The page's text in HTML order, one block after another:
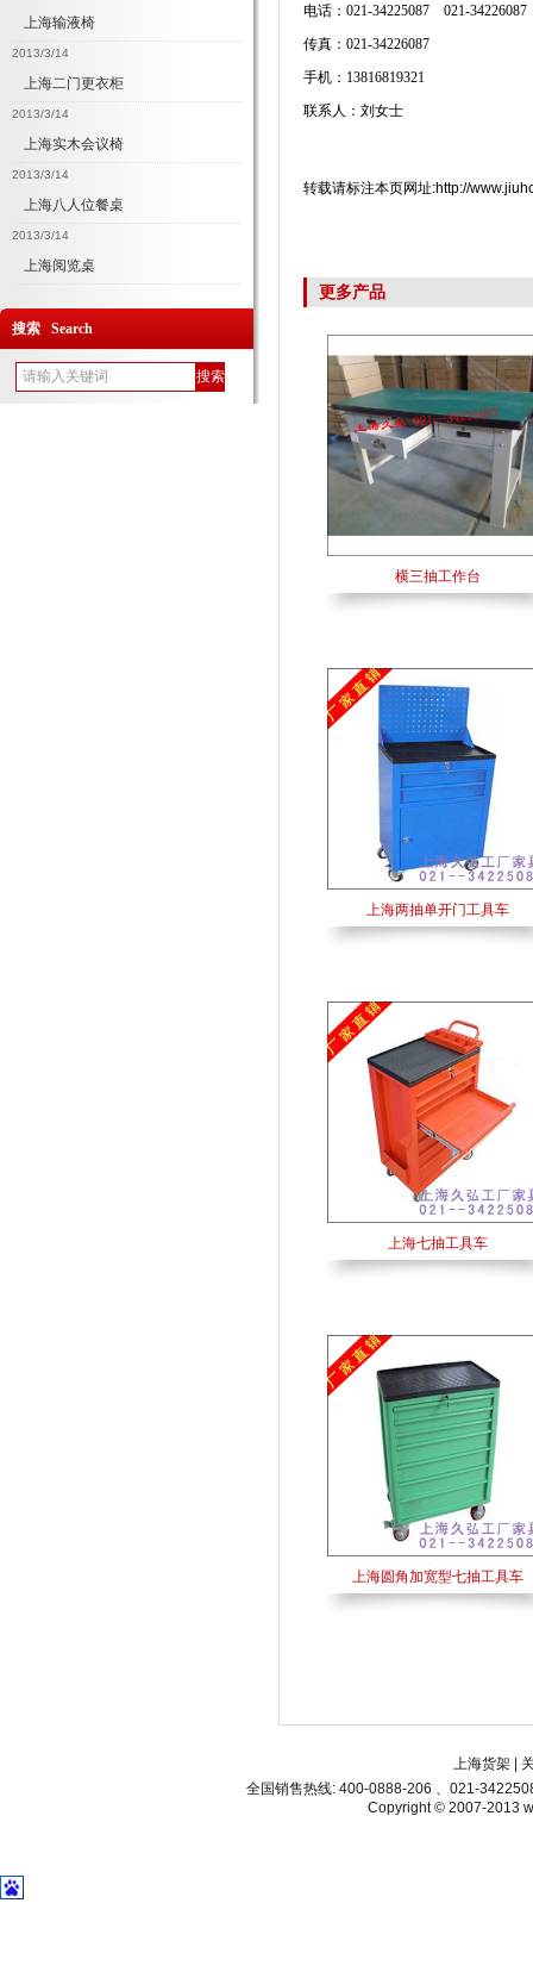
上海输液椅
2013/3/14
上海二门更衣柜
2013/3/14
上海实木会议椅
2013/3/14
上海八人位餐桌
2013/3/14
上海阅览桌
搜索 Search
电话： 021-34225087 021-34226087
传真： 021-34226087
手机： 13816819321
联系人：刘女士
转载请标注本页网址:http://
更多产品
横三抽工作台
上海两抽单开门工具车
上海七抽工具车
上海圆角加宽型七抽工具车
上海货架|
全国销售热线: 400-0888-206 、021-
Copyright © 2007-2013